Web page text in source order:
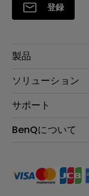
登録
製品
プロジェクター
照明
Webカメラ
ソリューション
ビジネス向け
知識ページ
AQCOLOR
e-Sports
サポート
サポート
製品保守サービス
BenQについて
リーダーシップ
ニュース